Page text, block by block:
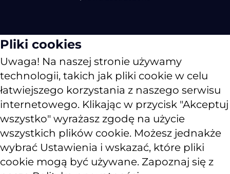
Pliki cookies
Uwaga! Na naszej stronie używamy
technologii, takich jak pliki cookie w celu
łatwiejszego korzystania z naszego serwisu
internetowego. Klikając w przycisk "Akceptuj
wszystko" wyrażasz zgodę na użycie
wszystkich plików cookie. Możesz jednakże
wybrać Ustawienia i wskazać, które pliki
cookie mogą być używane. Zapoznaj się z